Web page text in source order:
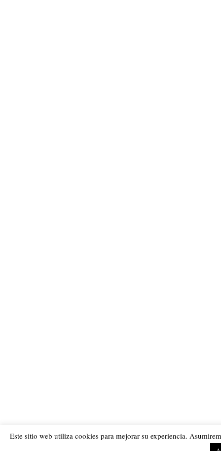
Este sitio web utiliza cookies para mejorar su experiencia.